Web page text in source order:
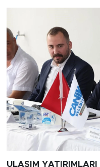
ULAŞIM